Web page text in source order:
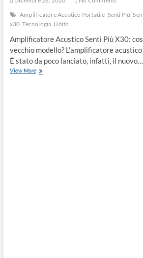
Amplificatore Acustico Portatile Senti Più
x30 Tecnologia Udito
Amplificatore Acustico Senti Più X30:
vecchio modello? L’amplificatore
È stato da poco lanciato, infatti, il nuovo…
View More